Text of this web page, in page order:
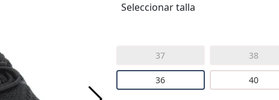
Seleccionar talla
37 38
36 40